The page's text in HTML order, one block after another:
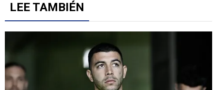
LEE TAMBIÉN